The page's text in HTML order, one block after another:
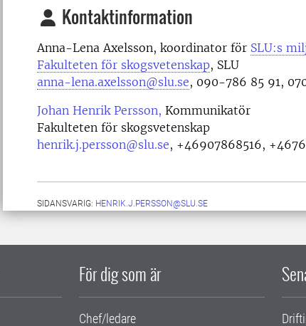
Kontaktinformation
Anna-Lena Axelsson, koordinator för SLU:s
Fakulteten för skogsvetenskap, SLU
anna-lena.axelsson@slu.se, 090-786 85 91,
Johan Henrik Persson, Kommunikatör
Fakulteten för skogsvetenskap
henrik.j.persson@slu.se, +46907868516,
SIDANSVARIG: HENRIK.J.PERSSON@SLU.SE
För dig som är
Chef/ledare